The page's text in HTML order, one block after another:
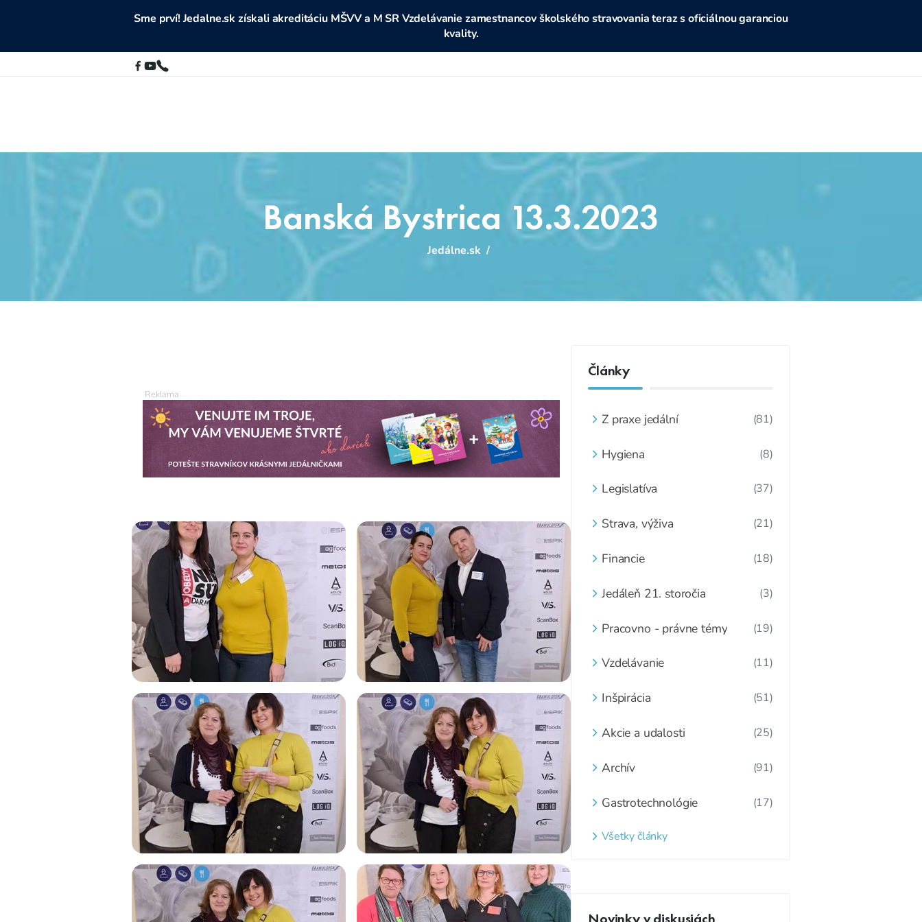
Sme prví! Jedalne.sk získali akreditáciu MŠVV a M SR Vzdelávanie zamestnancov školského stravovania teraz s oficiálnou garanciou
kvality.
Banská Bystrica 13.3.2023
Jedálne.sk /
Články
Z praxe jedální (81)
Hygiena (8)
Legislatíva (37)
Strava, výživa (21)
Financie (18)
Jedáleň 21. storočia (3)
Pracovno - právne témy (19)
Vzdelávanie (11)
Inšpirácia (51)
Akcie a udalosti (25)
Archív (91)
Gastrotechnológie (17)
Všetky články